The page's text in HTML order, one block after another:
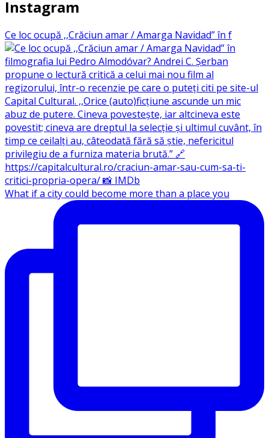
Instagram
Ce loc ocupă ,,Crăciun amar / Amarga Navidad” în f
What if a city could become more than a place you